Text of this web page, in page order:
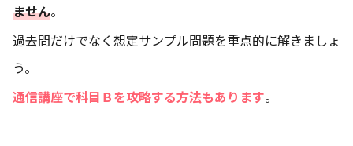
ません。
過去問だけでなく想定サンプル問題を重点的に解きましょ
う。
通信講座で科目Ｂを攻略する方法もあります。